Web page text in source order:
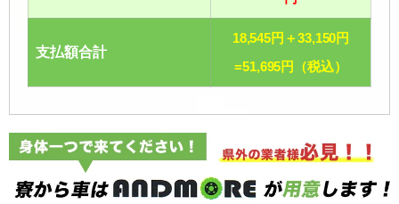
支払額合計
18,545円＋33,150円
=51,695円（税込）